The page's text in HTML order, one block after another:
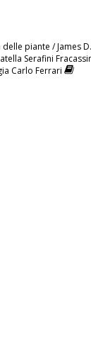
piante / James
Serafini
Carlo Ferrari